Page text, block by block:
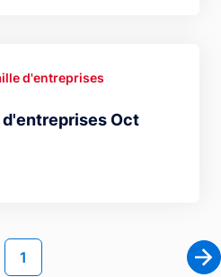
Oct
d'entreprises
Page courante
1